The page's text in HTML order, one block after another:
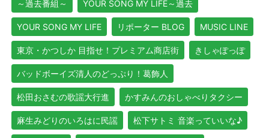
～過去番組～ YOUR SONG MY LIFE～過去
YOUR SONG MY LIFE リポーター BLOG MUSIC LINE
東京・かつしか 目指せ！プレミアム商店街 きしゃぽっぽ
バッドボーイズ清人のどっぷり！葛飾人
松田おさむの歌謡大行進 かすみんのおしゃべりタクシー
麻生みどりのいろはに民謡 松下サトミ 音楽っていいな♪